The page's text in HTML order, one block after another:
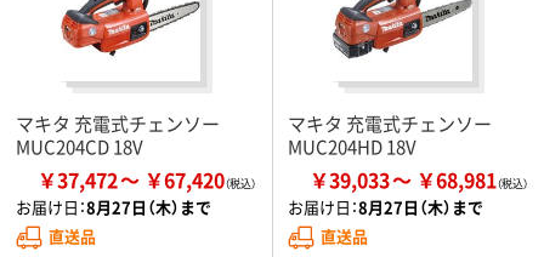
マキタ 充電式チェンソー
MUC204CD 18V
￥37,472 ￥67,420
お届け日：8月27日（木）まで
直送品
マキタ 充電式チェンソー
MUC204HD 18V
￥39,033 ￥68,981
お届け日：8月27日（木）まで
直送品